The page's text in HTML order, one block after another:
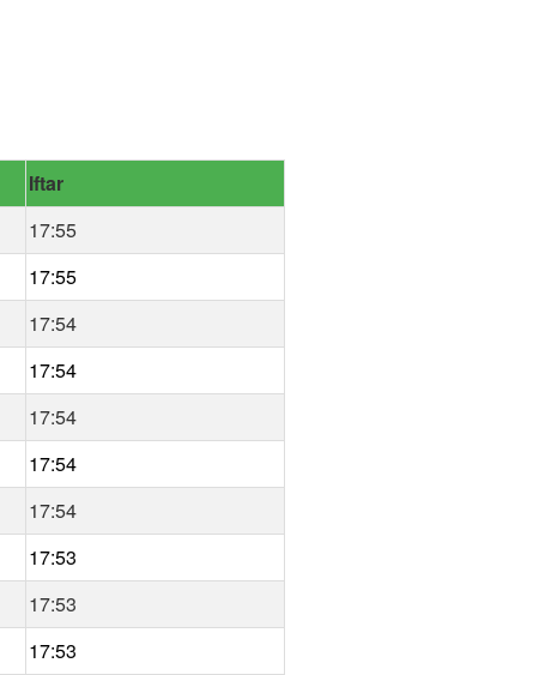
Iftar
17:55
17:55
17:54
17:54
17:54
17:54
17:54
17:53
17:53
17:53